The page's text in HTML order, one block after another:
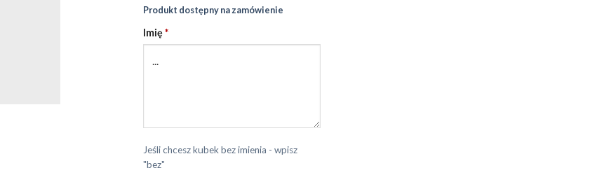
Produkt dostępny na zamówienie
Imię*
Jeśli chcesz kubek bez imienia - wpisz
"bez"